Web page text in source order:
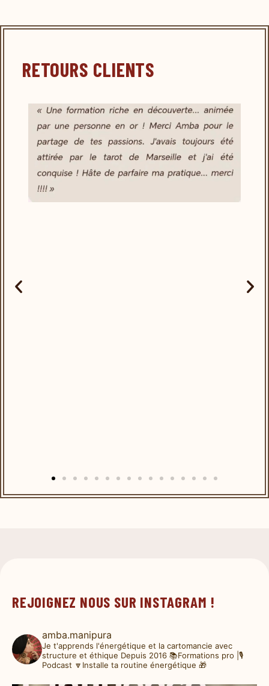
RETOURS CLIENTS
REJOIGNEZ NOUS SUR INSTAGRAM !
amba.manipura
Je t'apprends l'énergétique et la cartomancie avec
structure et éthique Depuis 2016 📚Formations pro |🎙️
Podcast 🔽Installe ta routine énergétique 🎁